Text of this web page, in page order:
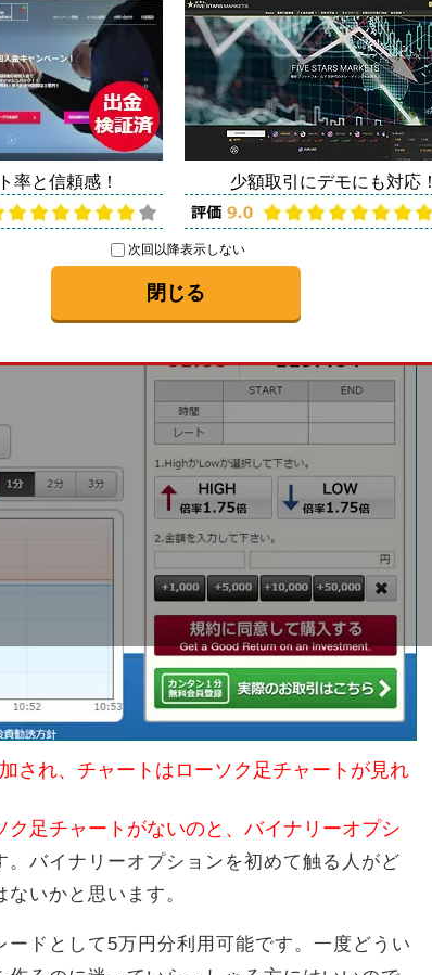
率と信頼感！ 少額取引にデモにも対応！
次回以降表示しない
閉じる
るって難しい？
シンプルで使いやすい！
うやって取引をするのか？や操作は難しいの
いった時に利用してもらいたいのがバイオ
違いはありますが取引のシステムはほぼ変
には持ってこいです。
され、チャートはローソク足チャートが見れ
足チャートがないのと、バイナリーオプシ
。バイナリーオプションを初めて触る人がど
いかと思います。
ドとして5万円分利用可能です。一度どうい